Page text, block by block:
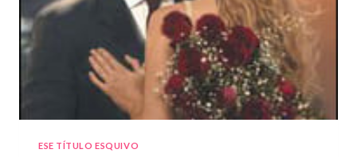
ESE TÍTULO ESQUIVO